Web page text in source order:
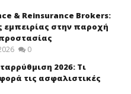
& Reinsurance Brokers:
εμπειρίας στην παροχή
0
2026: Τι
τις ασφαλιστικές